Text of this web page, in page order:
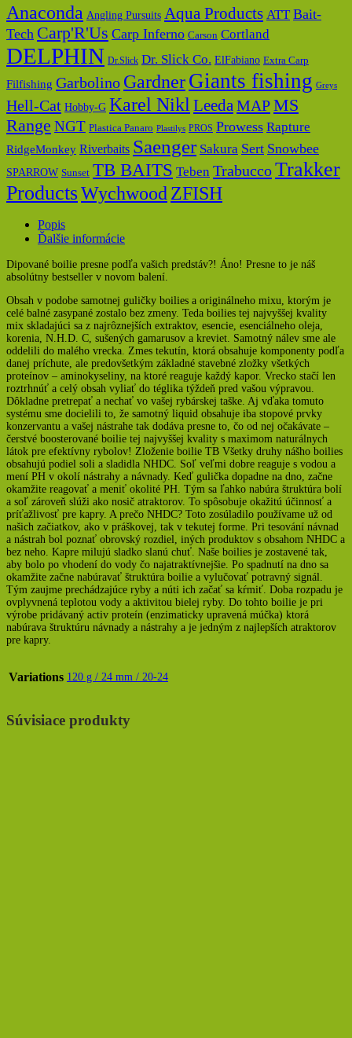
Anaconda Angling Pursuits Aqua Products ATT Bait-
Tech Carp'R'Us Carp Inferno Carson Cortland
DELPHIN Dr.Slick Dr. Slick Co. ElFabiano Extra Carp
Filfishing Garbolino GardnerGiants fishing Greys
Hell-Cat Hobby-G Karel Nikl Leeda MAPMS
Range NGT Plastica Panaro Plastilys PROS Prowess Rapture
RidgeMonkey Riverbaits Saenger Sakura Sert Snowbee
SPARROW Sunset TB BAITS Teben TrabuccoTrakker
ProductsWychwood ZFISH
Popis
Ďalšie informácie
Dipované boilie presne podľa vašich predstáv?! Áno! Presne to je náš
absolútny bestseller v novom balení.
Obsah v podobe samotnej guličky boilies a originálneho mixu, ktorým je
celé balné zasypané zostalo bez zmeny. Teda boilies tej najvyššej kvality
mix skladajúci sa z najrôznejších extraktov, esencie, esenciálneho oleja,
korenia, N.H.D. C, sušených gamarusov a kreviet. Samotný nálev sme ale
oddelili do malého vrecka. Zmes tekutín, ktorá obsahuje komponenty podľa
danej príchute, ale predovšetkým základné stavebné zložky všetkých
proteínov – aminokyseliny, na ktoré reaguje každý kapor. Vrecko stačí len
roztrhnúť a celý obsah vyliať do téglika týždeň pred vašou výpravou.
Dôkladne pretrepať a nechať vo vašej rybárskej taške. Aj vďaka tomuto
systému sme docielili to, že samotný liquid obsahuje iba stopové prvky
konzervantu a vašej nástrahe tak dodáva presne to, čo od nej očakávate –
čerstvé boosterované boilie tej najvyššej kvality s maximom naturálnych
látok pre efektívny rybolov! Zloženie boilie TB Všetky druhy nášho boilies
obsahujú podiel soli a sladidla NHDC. Soľ veľmi dobre reaguje s vodou a
mení PH v okolí nástrahy a návnady. Keď gulička dopadne na dno, začne
okamžite reagovať a meniť okolité PH. Tým sa ľahko nabúra štruktúra bolí
a soľ zároveň slúži ako nosič atraktorov. To spôsobuje okažitú účinnosť a
príťažlivosť pre kapry. A prečo NHDC? Toto zosúladilo používame už od
našich začiatkov, ako v práškovej, tak v tekutej forme. Pri tesování návnad
a nástrah bol poznať obrovský rozdiel, iných produktov s obsahom NHDC a
bez neho. Kapre milujú sladko slanú chuť. Naše boilies je zostavené tak,
aby bolo po vhodení do vody čo najatraktívnejšie. Po spadnutí na dno sa
okamžite začne nabúravať štruktúra boilie a vylučovať potravný signál.
Tým zaujme prechádzajúce ryby a núti ich začať sa kŕmiť. Doba rozpadu je
ovplyvnená teplotou vody a aktivitou bielej ryby. Do tohto boilie je pri
výrobe pridávaný activ proteín (enzimaticky upravená múčka) ktorá
nabúrava štruktúru návnady a nástrahy a je jedným z najlepších atraktorov
pre kapry.
Variations 120 g / 24 mm / 20-24
Súvisiace produkty